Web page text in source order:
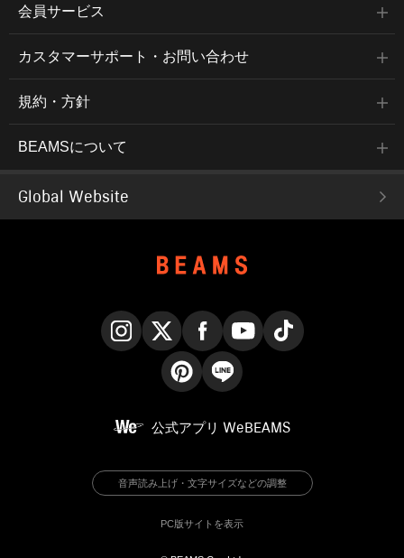
会員サービス
カスタマーサポート・お問い合わせ
規約・方針
BEAMSについて
Global Website
公式アプリ WeBEAMS
音声読み上げ・文字サイズなどの調整
PC版サイトを表示